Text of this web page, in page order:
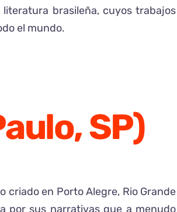
brasileña, cuyos trabajos
el mundo.
SP)
criado en Porto Alegre, Rio Grande
por sus narrativas que a menudo